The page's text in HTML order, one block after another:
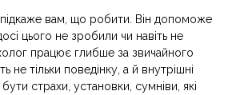
вам, що робити. Він допоможе
цього не зробили чи навіть не
працює глибше за звичайного
не тільки поведінку, а й внутрішні
страхи, установки, сумніви, які